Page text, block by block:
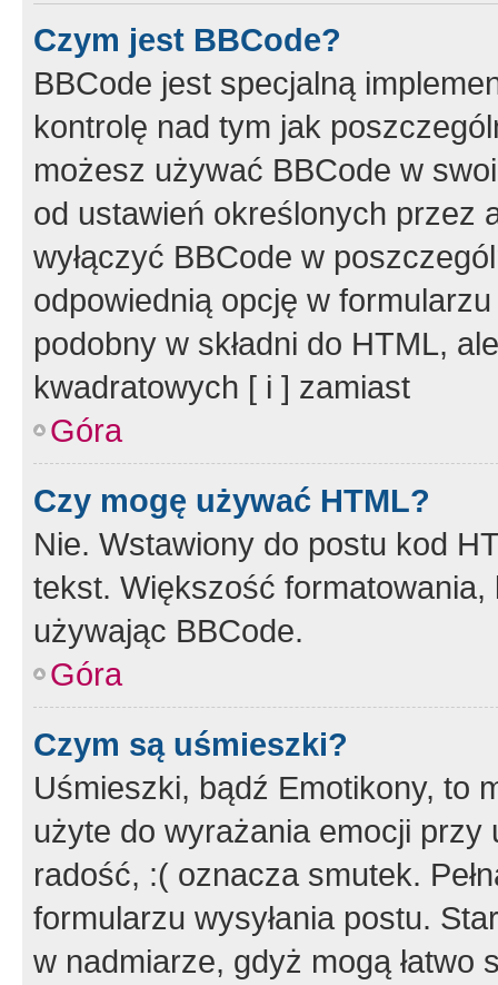
Czym jest BBCode?
BBCode jest specjalną
kontrolę nad tym jak
możesz używać BBCode w
od ustawień określonych przez
wyłączyć BBCode w
odpowiednią opcję w
podobny w składni do HTML,
kwadratowych [ i ] zamiast
Góra
Czy mogę używać HTML?
Nie. Wstawiony do postu kod
tekst. Większość
używając BBCode.
Góra
Czym są uśmieszki?
Uśmieszki, bądź Emotikony, to
użyte do wyrażania emocji
radość, :( oznacza smutek.
formularzu wysyłania postu.
w nadmiarze, gdyż mogą